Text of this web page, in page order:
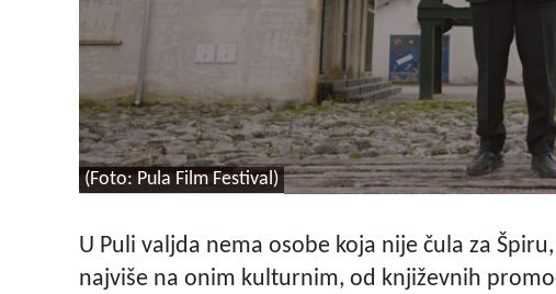
(Foto: Pula Film Festival)
U Puli valjda nema osobe koja nije čula za
najviše na onim kulturnim, od književnih